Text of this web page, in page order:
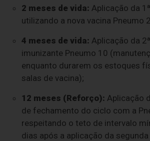
2 meses de vida: Aplicação da
utilizando a nova vacina Pneumo
4 meses de vida: Aplicação da
imunizante Pneumo 10
enquanto durarem os estoques
salas de vacina);
12 meses (Reforço): Aplicação
de fechamento do ciclo com a
respeitando o teto de intervalo
dias após a aplicação da segunda